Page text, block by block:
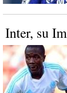
Inter, su